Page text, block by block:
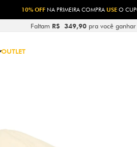
10% OFFNA PRIMEIRA COMPRA USE O
Faltam R$ 349,90 pra você
OUTLET